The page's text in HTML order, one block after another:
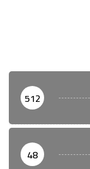
512
48